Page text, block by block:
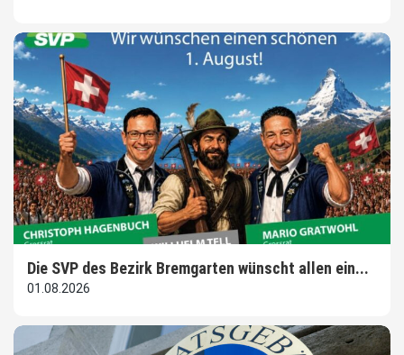
Die SVP des Bezirk Bremgarten wünscht allen ein...
01.08.2026